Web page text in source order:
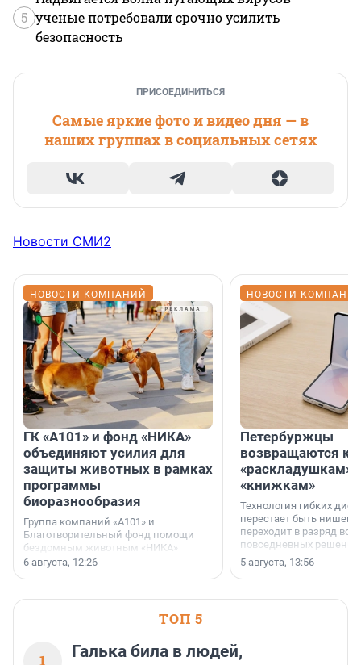
5 ученые потребовали срочно усилить
безопасность
ПРИСОЕДИНИТЬСЯ
Самые яркие фото и видео дня — в
наших группах в социальных сетях
Новости СМИ2
НОВОСТИ КОМПАНИЙ
ГК «А101» и фонд «НИКА»
объединяют усилия для
защиты животных в рамках
программы
биоразнообразия
Группа компаний «А101» и
Благотворительный фонд помощи
бездомным животным «НИКА»
заключили соглашение о
6 августа, 12:26
НОВОСТИ
Петербуржцы
возвращаются к
«раскладушкам»
«книжкам»
Технология гибких
перестает быть
переходит в разряд
повседневных
5 августа, 13:56
ТОП 5
1
Галька била в людей,